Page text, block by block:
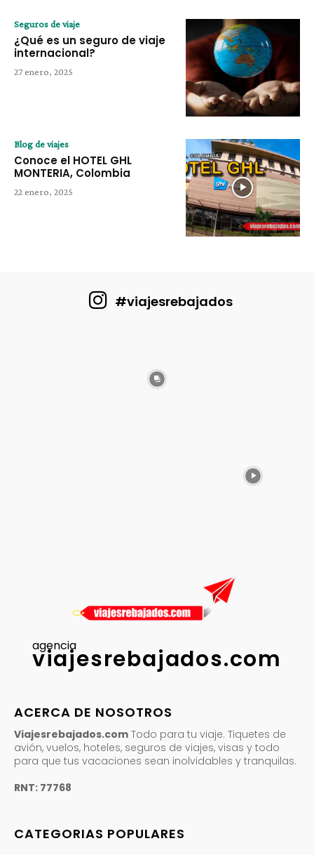
Seguros de viaje
¿Qué es un seguro de viaje
internacional?
27 enero, 2025
Blog de viajes
Conoce el HOTEL GHL
MONTERIA, Colombia
22 enero, 2025
#viajesrebajados
agencia
viajesrebajados.com
ACERCA DE NOSOTROS
Viajesrebajados.com Todo para tu viaje. Tiquetes de
avión, vuelos, hoteles, seguros de viajes, visas y todo
para que tus vacaciones sean inolvidables y tranquilas.
RNT: 77768
CATEGORIAS POPULARES